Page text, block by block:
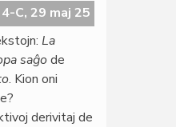
C, 29 maj 25
La
saĝode
. Kion oni
derivitaj de